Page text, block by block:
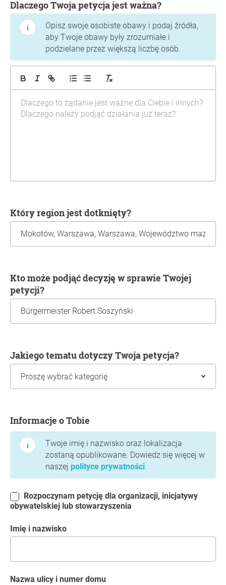
Dlaczego Twoja petycja jest ważna?
Opisz swoje osobiste obawy i podaj źródła,
aby Twoje obawy były zrozumiałe i
podzielane przez większą liczbę osób.
Który region jest dotknięty?
Kto może podjąć decyzję w sprawie Twojej
petycji?
Jakiego tematu dotyczy Twoja petycja?
Informacje o Tobie
Twoje imię i nazwisko oraz lokalizacja
zostaną opublikowane. Dowiedz się więcej w
naszej polityce prywatności.
obywatelskiej lub stowarzyszenia
Imię i nazwisko
Nazwa ulicy i numer domu